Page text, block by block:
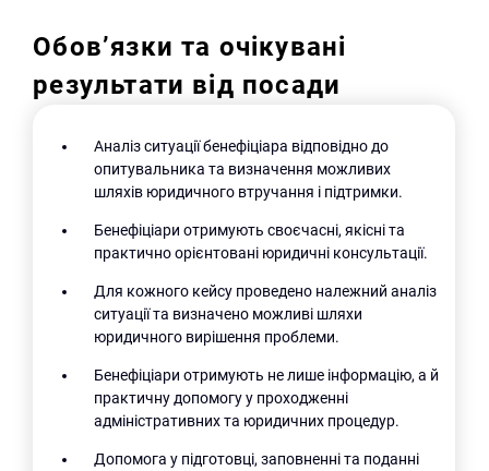
Обов’язки та очікувані
результати від посади
Аналіз ситуації бенефіціара відповідно до
опитувальника та визначення можливих
шляхів юридичного втручання і підтримки.
Бенефіціари отримують своєчасні, якісні та
практично орієнтовані юридичні консультації.
Для кожного кейсу проведено належний аналіз
ситуації та визначено можливі шляхи
юридичного вирішення проблеми.
Бенефіціари отримують не лише інформацію, а й
практичну допомогу у проходженні
адміністративних та юридичних процедур.
Допомога у підготовці, заповненні та поданні